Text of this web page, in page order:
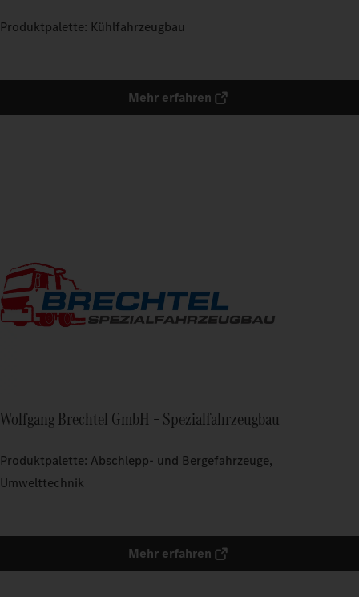
Produktpalette: Kühlfahrzeugbau
Mehr erfahren
Wolfgang Brechtel GmbH – Spezialfahrzeugbau
Produktpalette: Abschlepp- und Bergefahrzeuge,
Umwelttechnik
Mehr erfahren